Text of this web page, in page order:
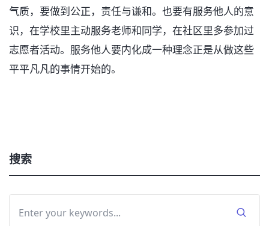
气质，要做到公正，责任与谦和。也要有服务他人的意
识，在学校里主动服务老师和同学，在社区里多参加过
志愿者活动。服务他人要内化成一种理念正是从做这些
平平凡凡的事情开始的。
搜索